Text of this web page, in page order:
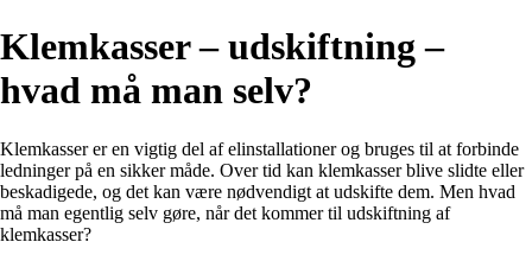
Klemkasser – udskiftning –
hvad må man selv?
Klemkasser er en vigtig del af elinstallationer og bruges til at forbinde
ledninger på en sikker måde. Over tid kan klemkasser blive slidte eller
beskadigede, og det kan være nødvendigt at udskifte dem. Men hvad
må man egentlig selv gøre, når det kommer til udskiftning af
klemkasser?